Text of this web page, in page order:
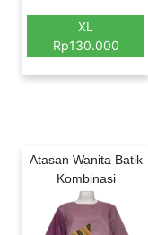
XL
Rp130.000
Atasan Wanita Batik
Kombinasi